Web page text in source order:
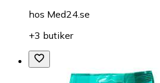
hos Med24.se
+3 butiker